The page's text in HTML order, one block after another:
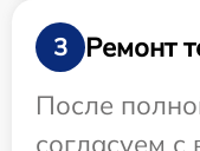
3
Ремонт
После